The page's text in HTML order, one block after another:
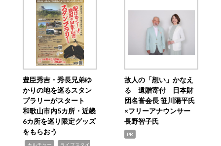
豊臣秀吉・秀長兄弟ゆ
かりの地を巡るスタン
プラリーがスタート
和歌山市内5カ所・近畿
6カ所を巡り限定グッズ
をもらおう
カルチャー
ライフスタイ
故人の「想い」かなえ
る 遺贈寄付 日本財
団名誉会長 笹川陽平氏
×フリーアナウンサー
長野智子氏
PR